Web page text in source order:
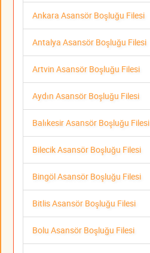
Ankara Asansör Boşluğu Filesi
Antalya Asansör Boşluğu Filesi
Artvin Asansör Boşluğu Filesi
Aydın Asansör Boşluğu Filesi
Balıkesir Asansör Boşluğu Filesi
Bilecik Asansör Boşluğu Filesi
Bingöl Asansör Boşluğu Filesi
Bitlis Asansör Boşluğu Filesi
Bolu Asansör Boşluğu Filesi